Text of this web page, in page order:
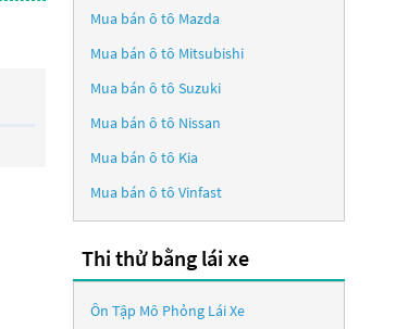
Mua bán ô tô Mazda
Mua bán ô tô Mitsubishi
Mua bán ô tô Suzuki
Mua bán ô tô Nissan
Mua bán ô tô Kia
Mua bán ô tô Vinfast
Thi thử bằng lái xe
Ôn Tập Mô Phỏng Lái Xe